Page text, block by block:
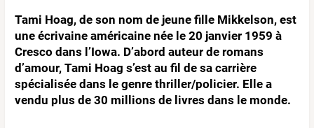
Tami Hoag, de son nom de jeune fille Mikkelson, est
une écrivaine américaine née le 20 janvier 1959 à
Cresco dans l’Iowa. D’abord auteur de romans
d’amour, Tami Hoag s’est au fil de sa carrière
spécialisée dans le genre thriller/policier. Elle a
vendu plus de 30 millions de livres dans le monde.